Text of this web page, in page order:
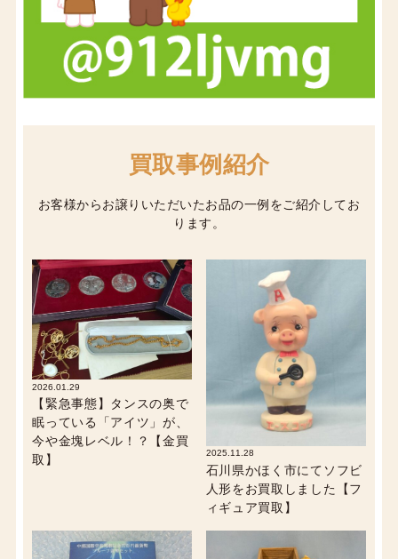
買取事例紹介
お客様からお譲りいただいたお品の一例をご紹介してお
ります。
2026.01.29
【緊急事態】タンスの奥で
眠っている「アイツ」が、
今や金塊レベル！？【金買
取】
2025.11.28
石川県かほく市にてソフビ
人形をお買取しました【フ
ィギュア買取】